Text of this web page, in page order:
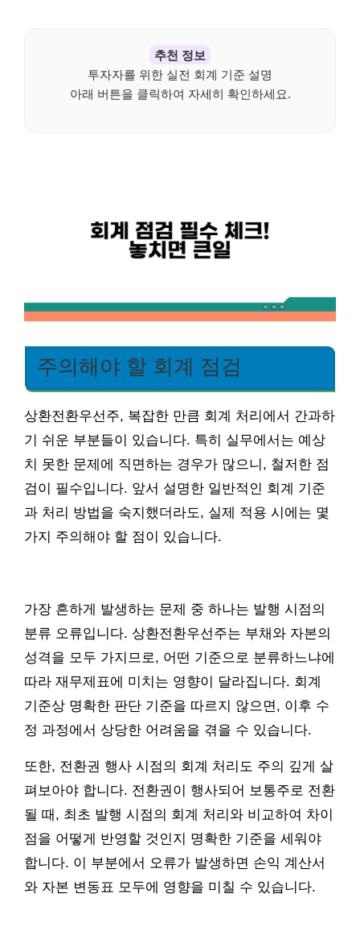
추천 정보
투자자를 위한 실전 회계 기준 설명
아래 버튼을 클릭하여 자세히 확인하세요.
주의해야 할 회계 점검
상환전환우선주, 복잡한 만큼 회계 처리에서 간과하
기 쉬운 부분들이 있습니다. 특히 실무에서는 예상
치 못한 문제에 직면하는 경우가 많으니, 철저한 점
검이 필수입니다. 앞서 설명한 일반적인 회계 기준
과 처리 방법을 숙지했더라도, 실제 적용 시에는 몇
가지 주의해야 할 점이 있습니다.
가장 흔하게 발생하는 문제 중 하나는 발행 시점의
분류 오류입니다. 상환전환우선주는 부채와 자본의
성격을 모두 가지므로, 어떤 기준으로 분류하느냐에
따라 재무제표에 미치는 영향이 달라집니다. 회계
기준상 명확한 판단 기준을 따르지 않으면, 이후 수
정 과정에서 상당한 어려움을 겪을 수 있습니다.
또한, 전환권 행사 시점의 회계 처리도 주의 깊게 살
펴보아야 합니다. 전환권이 행사되어 보통주로 전환
될 때, 최초 발행 시점의 회계 처리와 비교하여 차이
점을 어떻게 반영할 것인지 명확한 기준을 세워야
합니다. 이 부분에서 오류가 발생하면 손익 계산서
와 자본 변동표 모두에 영향을 미칠 수 있습니다.